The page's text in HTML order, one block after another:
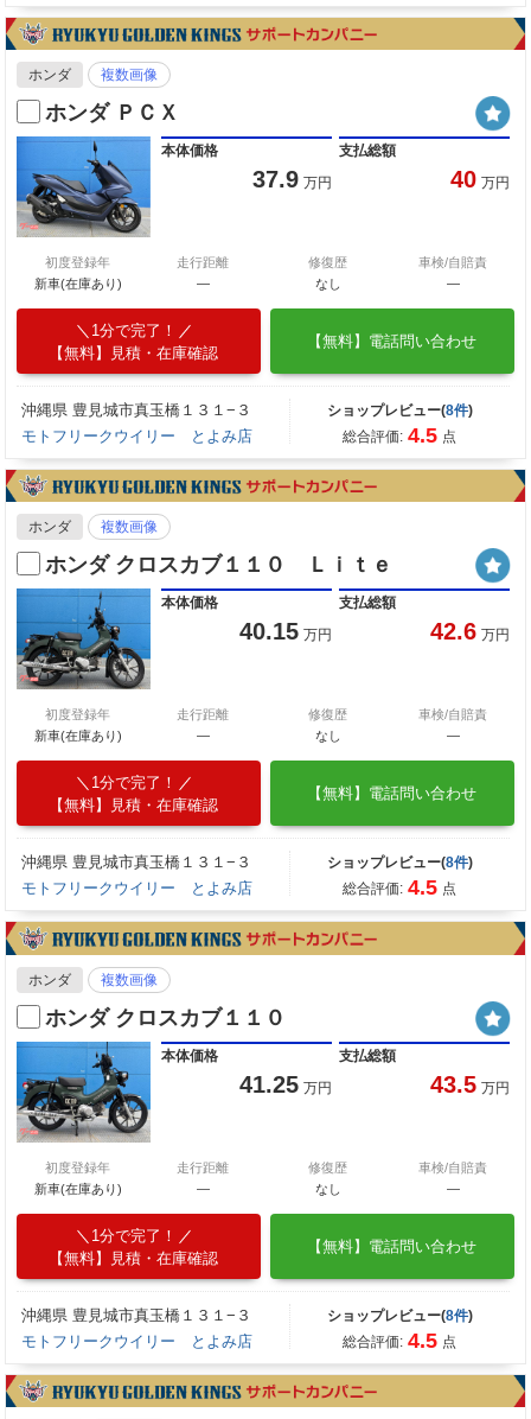
ホンダ 複数画像
ホンダ ＰＣＸ
本体価格
37.9 万円
支払総額
40 万円
初度登録年
新車(在庫あり)
走行距離
―
修復歴
なし
車検/自賠責
―
1分で完了！
【無料】見積・在庫確認
【無料】電話問い合わせ
沖縄県 豊見城市真玉橋１３１−３
モトフリークウイリー とよみ店
ショップレビュー(8件)
総合評価: 4.5 点
ホンダ 複数画像
ホンダ クロスカブ１１０ Ｌｉｔｅ
本体価格
40.15 万円
支払総額
42.6 万円
初度登録年
新車(在庫あり)
走行距離
―
修復歴
なし
車検/自賠責
―
1分で完了！
【無料】見積・在庫確認
【無料】電話問い合わせ
沖縄県 豊見城市真玉橋１３１−３
モトフリークウイリー とよみ店
ショップレビュー(8件)
総合評価: 4.5 点
ホンダ 複数画像
ホンダ クロスカブ１１０
本体価格
41.25 万円
支払総額
43.5 万円
初度登録年
新車(在庫あり)
走行距離
―
修復歴
なし
車検/自賠責
―
1分で完了！
【無料】見積・在庫確認
【無料】電話問い合わせ
沖縄県 豊見城市真玉橋１３１−３
モトフリークウイリー とよみ店
ショップレビュー(8件)
総合評価: 4.5 点